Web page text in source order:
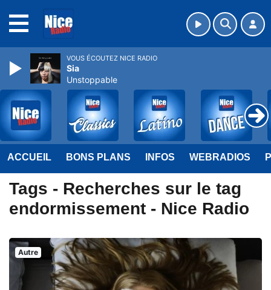
ACCUEIL BONS PLANS INFOS WEBRADIOS
Tags - Recherches sur le tag
endormissement - Nice Radio
Autre
VOUS ÉCOUTEZ NICE RADIO
Sia
Unstoppable